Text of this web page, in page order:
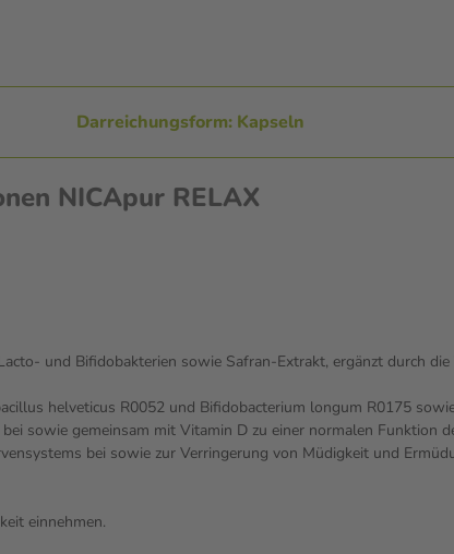
Darreichungsform: Kapseln
NICApur RELAX
und Bifidobakterien sowie Safran-Extrakt, ergänzt durch
helveticus R0052 und Bifidobacterium longum R0175
sowie gemeinsam mit Vitamin D zu einer normalen Funktion
bei sowie zur Verringerung von Müdigkeit und
einnehmen.